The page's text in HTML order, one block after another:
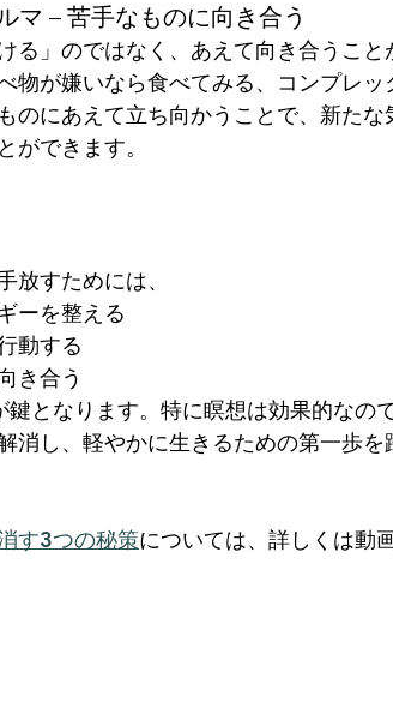
マ – 苦手なものに向き合う
る」のではなく、あえて向き合うこ
物が嫌いなら食べてみる、コンプレ
のにあえて立ち向かうことで、新た
ができます。
放すためには、
ーを整える
動する
き合う
鍵となります。特に瞑想は効果的なの
消し、軽やかに生きるための第一歩を
す3つの秘策については、詳しくは動